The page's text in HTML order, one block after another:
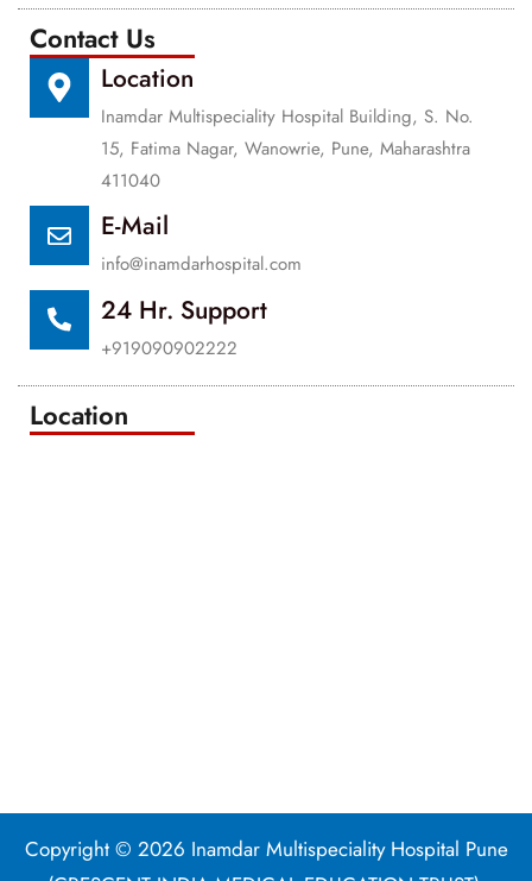
Contact Us
Location
Inamdar Multispeciality Hospital Building, S. No.
15, Fatima Nagar, Wanowrie, Pune, Maharashtra
411040
E-Mail
info@inamdarhospital.com
24 Hr. Support
+919090902222
Location
Copyright © 2026 Inamdar Multispeciality Hospital Pune